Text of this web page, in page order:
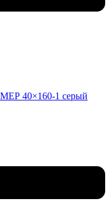
40×160-1 серый